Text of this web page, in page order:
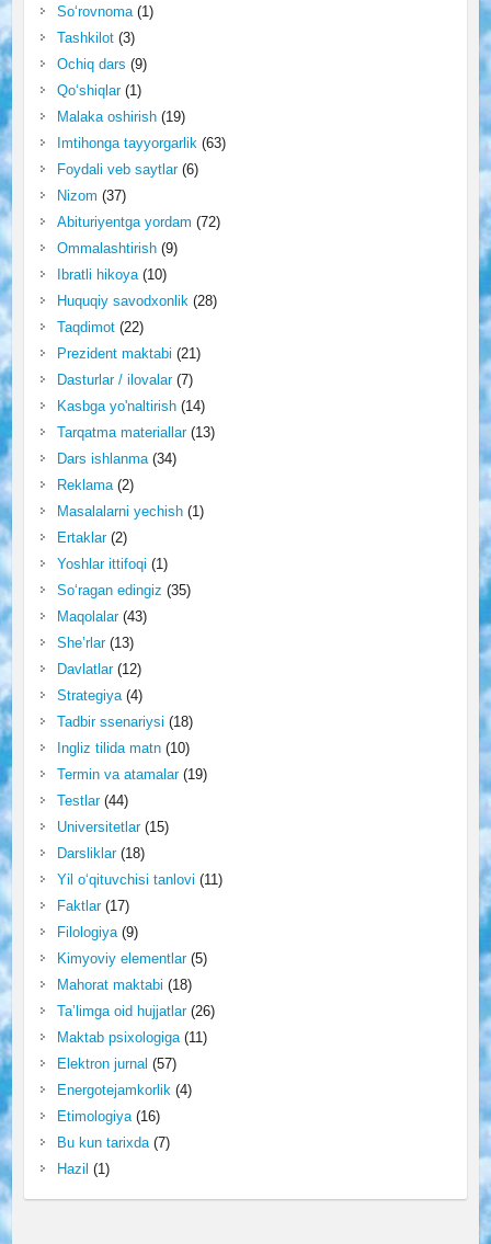
So‘rovnoma(1)
Tashkilot(3)
Ochiq dars (9)
Qo‘shiqlar(1)
Malaka oshirish(19)
Imtihonga tayyorgarlik(63)
Foydali veb saytlar(6)
Nizom (37)
Abituriyentga yordam (72)
Ommalashtirish(9)
Ibratli hikoya(10)
Huquqiy savodxonlik(28)
Taqdimot(22)
Prezident maktabi (21)
Dasturlar / ilovalar(7)
Kasbga yo'naltirish(14)
Tarqatma materiallar(13)
Dars ishlanma(34)
Reklama(2)
Masalalarni yechish(1)
Ertaklar(2)
Yoshlar ittifoqi (1)
So‘ragan edingiz (35)
Maqolalar(43)
She’rlar(13)
Davlatlar(12)
Strategiya(4)
Tadbir ssenariysi (18)
Ingliz tilida matn(10)
Termin va atamalar(19)
Testlar(44)
Universitetlar(15)
Darsliklar(18)
Yil o‘qituvchisi tanlovi (11)
Faktlar(17)
Filologiya(9)
Kimyoviy elementlar(5)
Mahorat maktabi (18)
Ta’limga oid hujjatlar(26)
Maktab psixologiga(11)
Elektron jurnal (57)
Energotejamkorlik(4)
Etimologiya(16)
Bu kun tarixda(7)
Hazil (1)